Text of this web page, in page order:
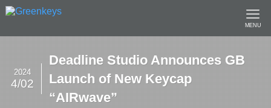
MENU
Deadline Studio Announces GB
Launch of New Keycap
“AIRwave”
2024
4/02